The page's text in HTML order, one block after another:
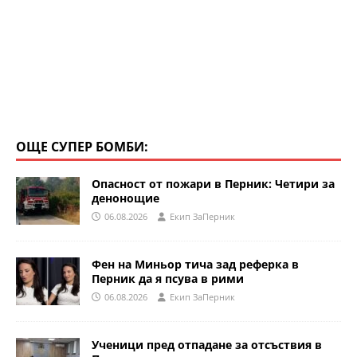
ОЩЕ СУПЕР БОМБИ:
Опасност от пожари в Перник: Четири за
денонощие
06.08.2026 Eкип ЗаПерник
Фен на Миньор тича зад реферка в
Перник да я псува в рими
06.08.2026 Eкип ЗаПерник
Ученици пред отпадане за отсъствия в